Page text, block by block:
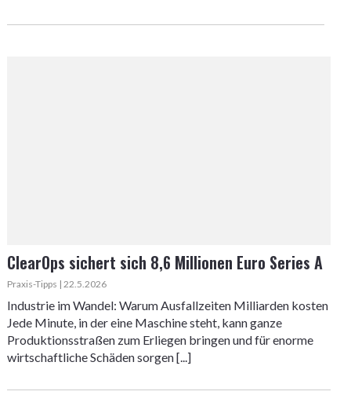
ClearOps sichert sich 8,6 Millionen Euro Series A
Praxis-Tipps | 22.5.2026
Industrie im Wandel: Warum Ausfallzeiten Milliarden kosten
Jede Minute, in der eine Maschine steht, kann ganze
Produktionsstraßen zum Erliegen bringen und für enorme
wirtschaftliche Schäden sorgen [...]